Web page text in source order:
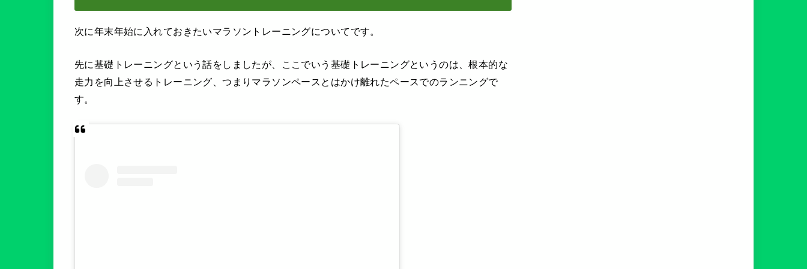
次に年末年始に入れておきたいマラソントレーニングについてです。
先に基礎トレーニングという話をしましたが、ここでいう基礎トレーニングというのは、根本的な
走力を向上させるトレーニング、つまりマラソンペースとはかけ離れたペースでのランニングで
す。